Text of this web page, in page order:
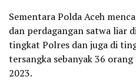
Sementara Polda Aceh
dan perdagangan satwa liar
tingkat Polres dan juga di
tersangka sebanyak 36
2023.